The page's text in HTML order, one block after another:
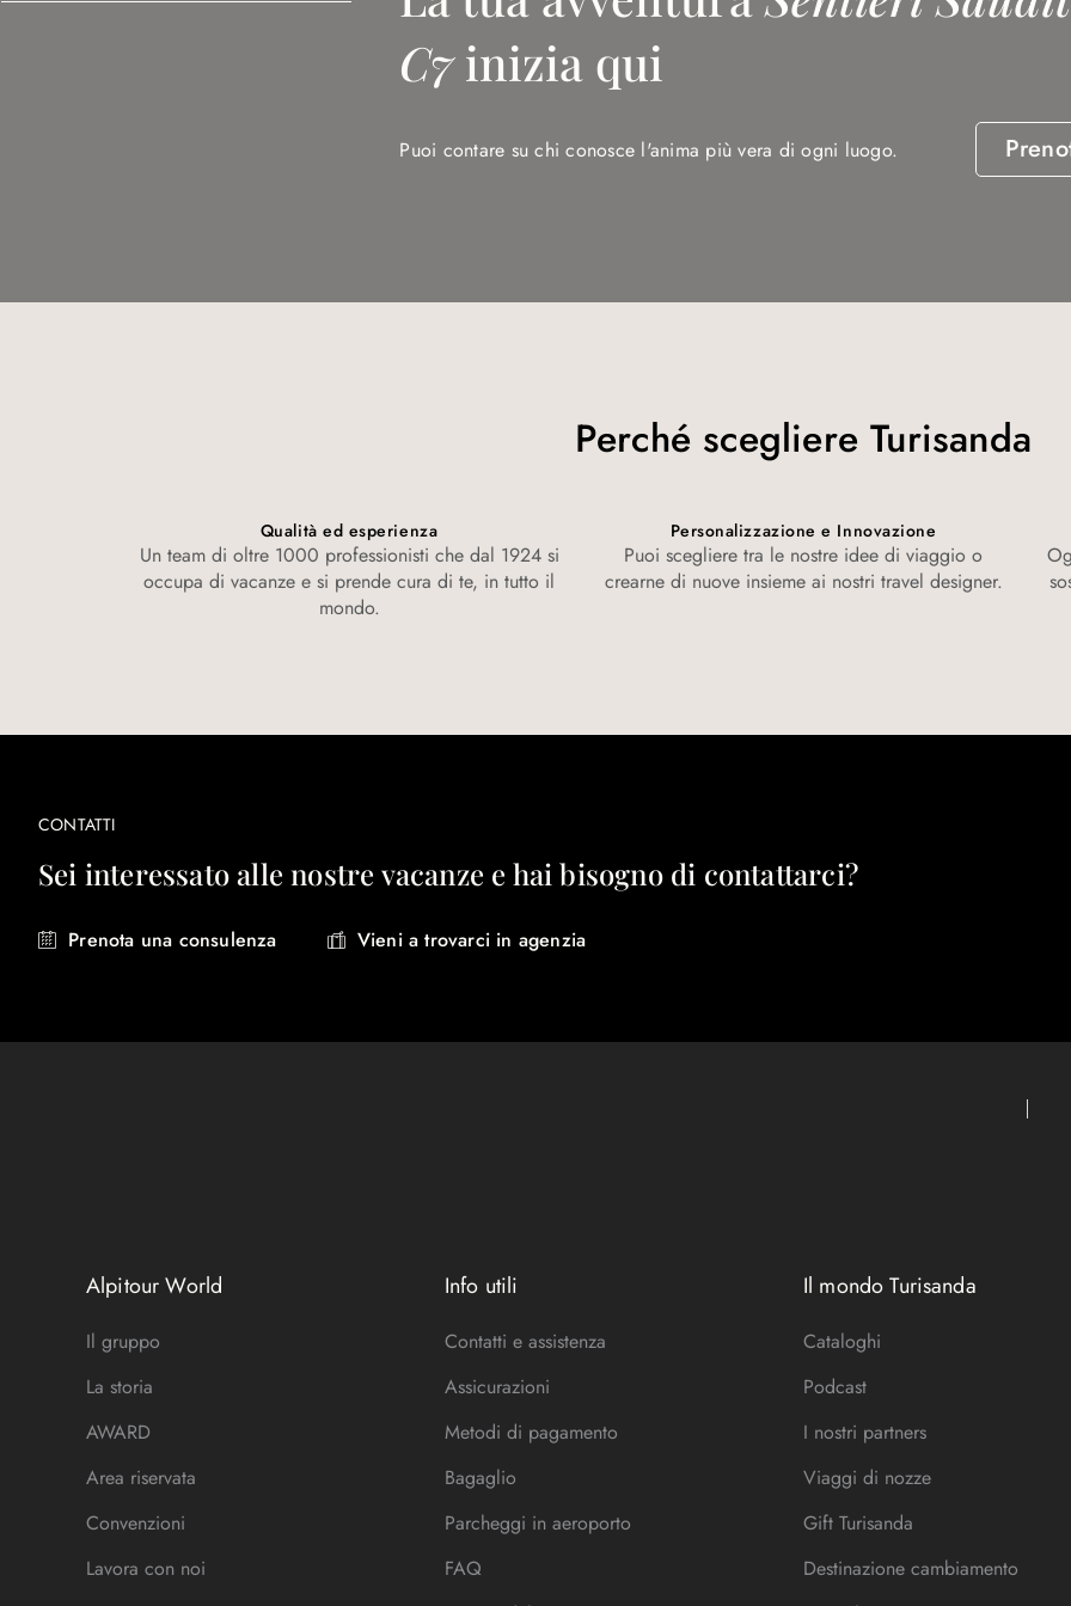
C7inizia qui
Puoi contare su chi conosce l'anima più vera di ogni luogo.
Perché scegliere Turisanda
Qualità ed esperienza
Un team di oltre 1000 professionisti che dal 1924 si
occupa di vacanze e si prende cura di te, in tutto il
mondo.
Personalizzazione e Innovazione
Puoi scegliere tra le nostre idee di viaggio o
crearne di nuove insieme ai nostri travel designer.
CONTATTI
Sei interessato alle nostre vacanze e hai bisogno di contattarci?
Prenota una consulenza Vieni a trovarci in agenzia
Alpitour World
Il gruppo
La storia
AWARD
Area riservata
Convenzioni
Lavora con noi
Info utili
Contatti e assistenza
Assicurazioni
Metodi di pagamento
Bagaglio
Parcheggi in aeroporto
FAQ
Il mondo Turisanda
Cataloghi
Podcast
I nostri partners
Viaggi di nozze
Gift Turisanda
Destinazione cambiamento